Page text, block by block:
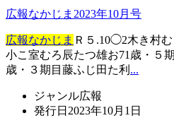
広報なかじま2023年10月号
広報なかじま Ｒ５.10◯2木き村
小こ室むろ辰たつ雄お71歳・５
歳・３期目藤ふじ田た利 ...
ジャンル広報
発行日 2023年10月1日